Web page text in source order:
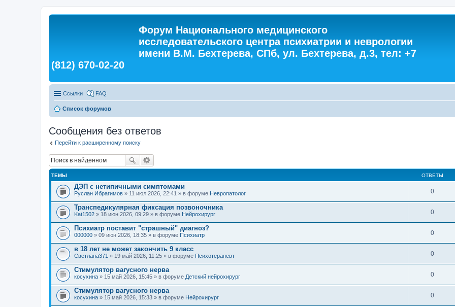
Форум Национального медицинского
исследовательского центра психиатрии и неврологии
имени В.М. Бехтерева, СПб, ул. Бехтерева, д.3, тел: +7
(812) 670-02-20
Ссылки FAQ
Список форумов
Сообщения без ответов
Перейти к расширенному поиску
ТЕМЫ ОТВЕТЫ
ДЭП с нетипичными симптомами
Руслан Ибрагимов » 11 июл 2026, 22:41 » в форуме Невропатолог 0
Транспедикулярная фиксация позвоночника
Kat1502 » 18 июн 2026, 09:29 » в форуме Нейрохирург 0
Психиатр поставит "страшный" диагноз?
000000 » 09 июн 2026, 18:35 » в форуме Психиатр 0
в 18 лет не может закончить 9 класс
Светлана371 » 19 май 2026, 11:25 » в форуме Психотерапевт 0
Стимулятор вагусного нерва
косухина » 15 май 2026, 15:45 » в форуме Детский нейрохирург 0
Стимулятор вагусного нерва
косухина » 15 май 2026, 15:33 » в форуме Нейрохирург 0